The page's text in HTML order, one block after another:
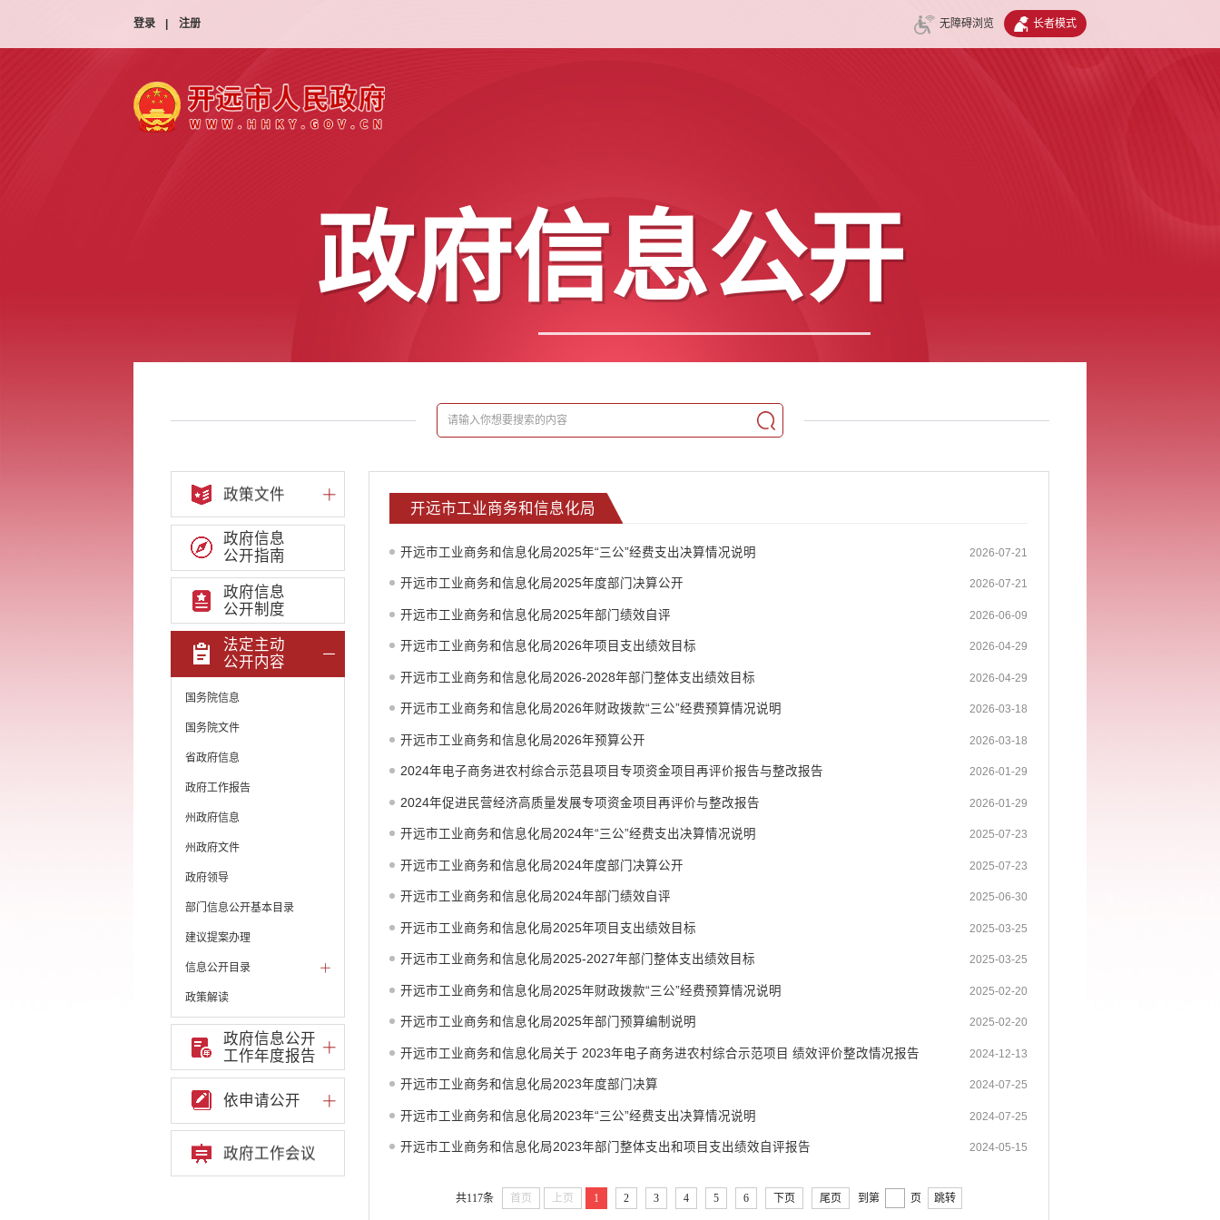
登录 注册 无障碍浏览 长者模式
政府信息公开
政策文件
政府信息
公开指南
政府信息
公开制度
法定主动
公开内容
国务院信息
国务院文件
省政府信息
政府工作报告
州政府信息
州政府文件
政府领导
部门信息公开基本目录
建议提案办理
信息公开目录
政策解读
机构职能和权责清单
自然资源政务公开
重点领域信息公开
部门单位专栏
中共开远市委办公室
政府信息公开
工作年度报告
依申请公开
政府工作会议
开远市工业商务和信息化局
开远市工业商务和信息化局2025年“三公”经费支出决算情况说明 2026-07-21
开远市工业商务和信息化局2025年度部门决算公开 2026-07-21
开远市工业商务和信息化局2025年部门绩效自评 2026-06-09
开远市工业商务和信息化局2026年项目支出绩效目标 2026-04-29
开远市工业商务和信息化局2026-2028年部门整体支出绩效目标 2026-04-29
开远市工业商务和信息化局2026年财政拨款“三公”经费预算情况说明 2026-03-18
开远市工业商务和信息化局2026年预算公开 2026-03-18
2024年电子商务进农村综合示范县项目专项资金项目再评价报告与整改报告 2026-01-29
2024年促进民营经济高质量发展专项资金项目再评价与整改报告 2026-01-29
开远市工业商务和信息化局2024年“三公”经费支出决算情况说明 2025-07-23
开远市工业商务和信息化局2024年度部门决算公开 2025-07-23
开远市工业商务和信息化局2024年部门绩效自评 2025-06-30
开远市工业商务和信息化局2025年项目支出绩效目标 2025-03-25
开远市工业商务和信息化局2025-2027年部门整体支出绩效目标 2025-03-25
开远市工业商务和信息化局2025年财政拨款“三公”经费预算情况说明 2025-02-20
开远市工业商务和信息化局2025年部门预算编制说明 2025-02-20
开远市工业商务和信息化局关于 2023年电子商务进农村综合示范项目 绩效评价整改情况报告 2024-12-13
开远市工业商务和信息化局2023年度部门决算 2024-07-25
开远市工业商务和信息化局2023年“三公”经费支出决算情况说明 2024-07-25
开远市工业商务和信息化局2023年部门整体支出和项目支出绩效自评报告 2024-05-15
共117条 首页 上页 1 2 3 4 5 6 下页 尾页 到第 页 跳转